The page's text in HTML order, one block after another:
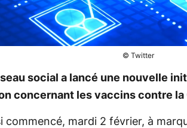
© Twitter
social a lancé une nouvelle
concernant les vaccins contre la
commencé, mardi 2 février, à